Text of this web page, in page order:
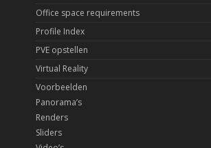
Office space requirements
Profile Index
PVE opstellen
Virtual Reality
Voorbeelden
Panorama’s
Renders
Sliders